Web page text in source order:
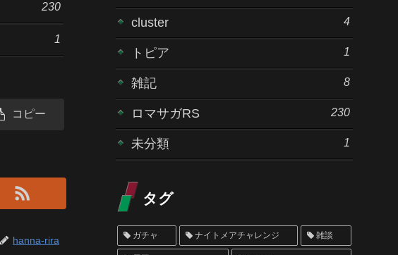
230
1
コピー
hanna-rira
cluster 4
トピア 1
雑記 8
ロマサガRS 230
未分類 1
タグ
ガチャ ナイトメアチャレンジ 雑談